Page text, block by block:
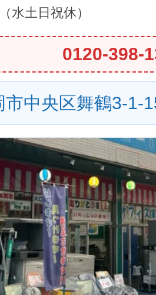
（水土日祝休）
0120-398-
市中央区舞鶴3-1-